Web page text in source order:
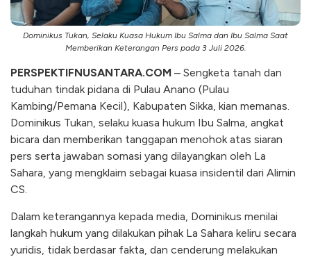
Dominikus Tukan, Selaku Kuasa Hukum Ibu Salma dan Ibu Salma Saat
Memberikan Keterangan Pers pada 3 Juli 2026.
PERSPEKTIFNUSANTARA.COM – Sengketa tanah dan
tuduhan tindak pidana di Pulau Anano (Pulau
Kambing/Pemana Kecil), Kabupaten Sikka, kian memanas.
Dominikus Tukan, selaku kuasa hukum Ibu Salma, angkat
bicara dan memberikan tanggapan menohok atas siaran
pers serta jawaban somasi yang dilayangkan oleh La
Sahara, yang mengklaim sebagai kuasa insidentil dari Alimin
CS.
​Dalam keterangannya kepada media, Dominikus menilai
langkah hukum yang dilakukan pihak La Sahara keliru secara
yuridis, tidak berdasar fakta, dan cenderung melakukan